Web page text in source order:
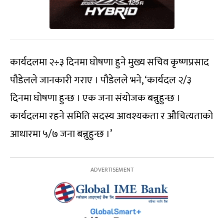
कार्यदलमा २÷३ दिनमा घोषणा हुने मुख्य सचिव कृष्णप्रसाद
पौडेलले जानकारी गराए । पौडेलले भने, ‘कार्यदल २/३
दिनमा घोषणा हुन्छ । एक जना संयोजक बन्नुहुन्छ ।
कार्यदलमा रहने समिति सदस्य आवश्यकता र औचित्यताको
आधारमा ५/७ जना बन्नुहुन्छ ।’